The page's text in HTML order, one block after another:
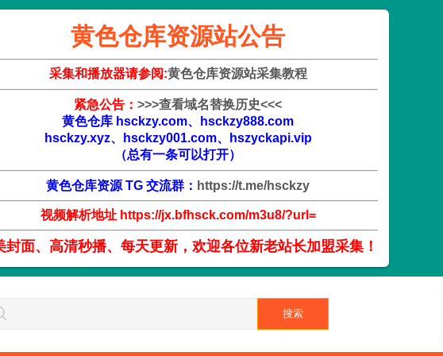
黄色仓库资源站公告
采集和播放器请参阅:黄色仓库资源站采集教程
紧急公告： >>>查看域名替换历史<<<
黄色仓库 hsckzy.com、hsckzy888.com
hsckzy.xyz、hsckzy001.com、hszyckapi.vip
（总有一条可以打开）
黄色仓库资源 TG 交流群： https://t.me/hsckzy
视频解析地址 https://jx.bfhsck.com/m3u8/?url=
封面、高清秒播、每天更新，欢迎各位新老站长加盟采集！